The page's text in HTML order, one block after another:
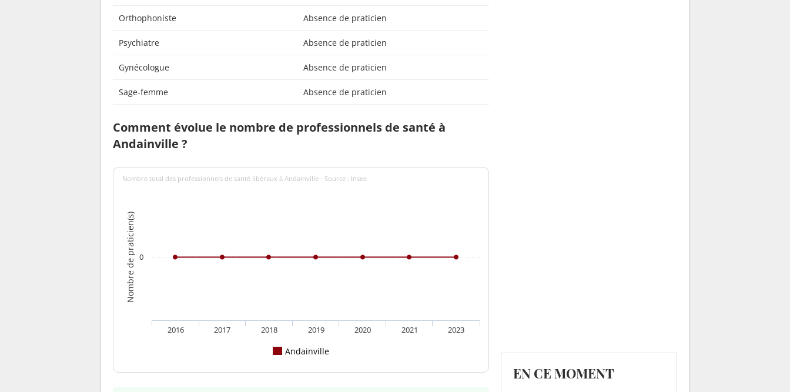
Orthophoniste Absence de praticien
Psychiatre Absence de praticien
Gynécologue Absence de praticien
Sage-femme Absence de praticien
Comment évolue le nombre de professionnels de santé à
Andainville ?
Nombre de praticien(s)
Nombre total des professionnels de santé libéraux à Andainville - Source : Insee
Andainville
2016 2017 2018 2019 2020 2021 2023
0
EN CE MOMENT